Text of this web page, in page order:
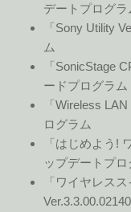
デートプログラ
「Sony Utility
ム
「SonicStage
ードプログラム
「Wireless
ログラム
「はじめよう!
ップデートプロ
「ワイヤレス